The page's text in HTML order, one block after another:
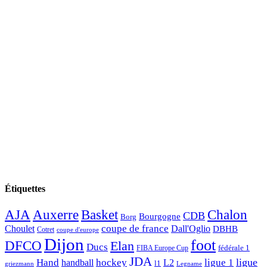
Étiquettes
AJAAuxerreBasket Borg Bourgogne CDB Chalon
Choulet Cotret coupe d'europe coupe de france Dall'Oglio DBHB
DFCODijon Ducs Elan FIBA Europe Cup foot fédérale 1
griezmann Hand handball hockey JDA l1 L2 Legname ligue 1 ligue